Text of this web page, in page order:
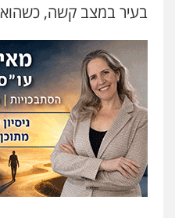
עו"ד שלומי
עו"ד אלון
פלילי כלכלי
עו"ד דפנה
בעיר במצב קשה, כשהוא